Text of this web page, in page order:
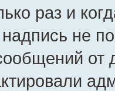
раз и
не
от